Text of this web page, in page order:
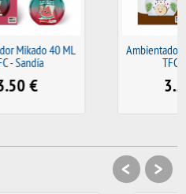
Ambientador Mikado 40 ML
< >